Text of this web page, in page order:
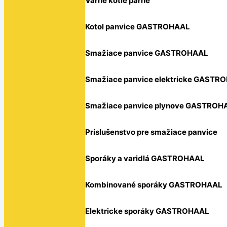
Kotol panvice GASTROHAAL
Smažiace panvice GASTROHAAL
Smažiace panvice elektricke
Smažiace panvice plynove
Príslušenstvo pre smažiace panvice
Sporáky a varidlá GASTROHAAL
Kombinované sporáky GASTROHAAL
Elektricke sporáky GASTROHAAL